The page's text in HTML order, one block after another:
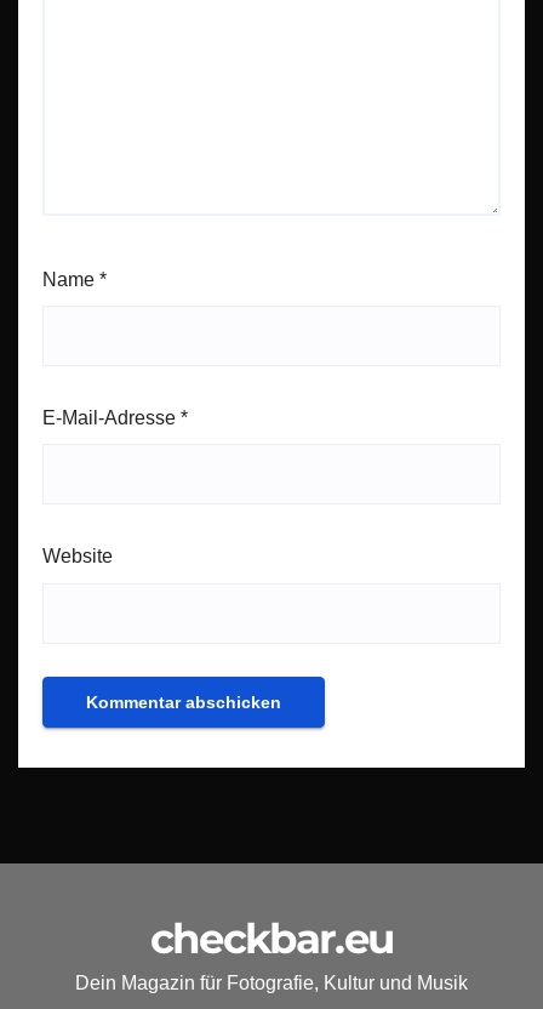
Name *
E-Mail-Adresse *
Website
checkbar.eu
Dein Magazin für Fotografie, Kultur und Musik